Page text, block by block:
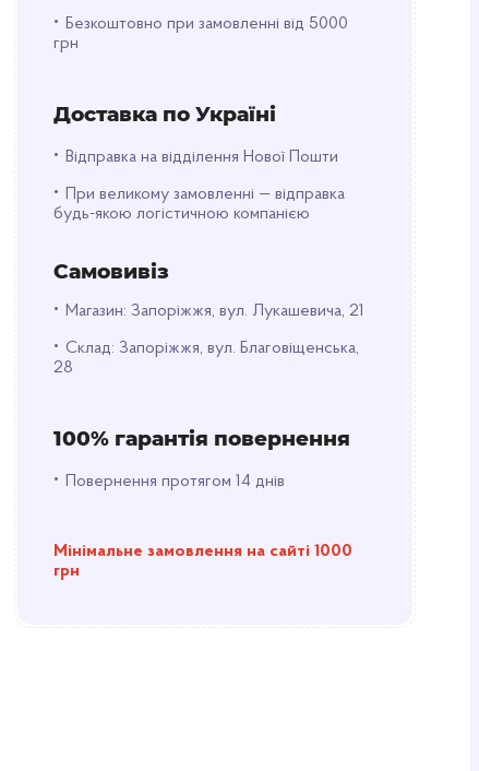
• Безкоштовно при замовленні від 5000
грн
Доставка по Україні
• Відправка на відділення Нової Пошти
•
При великому замовленні — відправка
будь-якою логістичною компанією
Самовивіз
• Магазин: Запоріжжя, вул. Лукашевича, 21
• Склад: Запоріжжя, вул. Благовіщенська,
28
100% гарантія повернення
• Повернення протягом 14 днів
Мінімальне замовлення на сайті 1000
грн